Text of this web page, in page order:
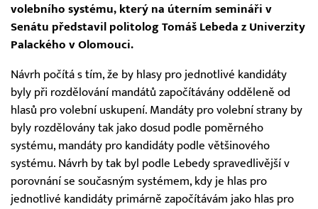
volebního systému, který na úterním semináři v
Senátu představil politolog Tomáš Lebeda z Univerzity
Palackého v Olomouci.
Návrh počítá s tím, že by hlasy pro jednotlivé kandidáty
byly při rozdělování mandátů započítávány odděleně od
hlasů pro volební uskupení. Mandáty pro volební strany by
byly rozdělovány tak jako dosud podle poměrného
systému, mandáty pro kandidáty podle většinového
systému. Návrh by tak byl podle Lebedy spravedlivější v
porovnání se současným systémem, kdy je hlas pro
jednotlivé kandidáty primárně započítávám jako hlas pro